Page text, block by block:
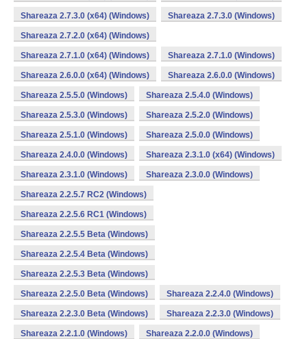
Shareaza 2.7.3.0 (x64) (Windows) Shareaza 2.7.3.0 (Windows)
Shareaza 2.7.2.0 (x64) (Windows)
Shareaza 2.7.1.0 (x64) (Windows) Shareaza 2.7.1.0 (Windows)
Shareaza 2.6.0.0 (x64) (Windows) Shareaza 2.6.0.0 (Windows)
Shareaza 2.5.5.0 (Windows) Shareaza 2.5.4.0 (Windows)
Shareaza 2.5.3.0 (Windows) Shareaza 2.5.2.0 (Windows)
Shareaza 2.5.1.0 (Windows) Shareaza 2.5.0.0 (Windows)
Shareaza 2.4.0.0 (Windows) Shareaza 2.3.1.0 (x64) (Windows)
Shareaza 2.3.1.0 (Windows) Shareaza 2.3.0.0 (Windows)
Shareaza 2.2.5.7 RC2 (Windows)
Shareaza 2.2.5.6 RC1 (Windows)
Shareaza 2.2.5.5 Beta (Windows)
Shareaza 2.2.5.4 Beta (Windows)
Shareaza 2.2.5.3 Beta (Windows)
Shareaza 2.2.5.0 Beta (Windows) Shareaza 2.2.4.0 (Windows)
Shareaza 2.2.3.0 Beta (Windows) Shareaza 2.2.3.0 (Windows)
Shareaza 2.2.1.0 (Windows) Shareaza 2.2.0.0 (Windows)